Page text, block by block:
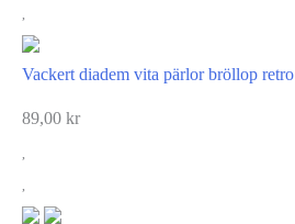
Vackert diadem vita pärlor bröllop retro
89,00 kr